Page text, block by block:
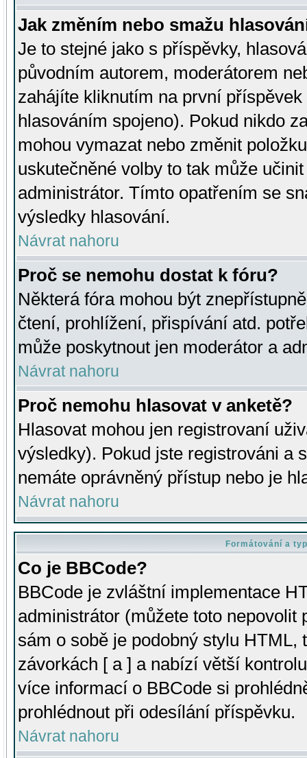
Jak změním nebo smažu
Je to stejné jako s příspěvky,
původním autorem, moderátorem
zahájíte kliknutím na první
hlasováním spojeno). Pokud nikdo
mohou vymazat nebo změnit
uskutečněné volby to tak může
administrátor. Tímto opatřením se
výsledky hlasování.
Návrat nahoru
Proč se nemohu dostat k fóru?
Některá fóra mohou být
čtení, prohlížení, přispívání atd.
může poskytnout jen moderátor a
Návrat nahoru
Proč nemohu hlasovat v anketě?
Hlasovat mohou jen registrovaní
výsledky). Pokud jste registrováni a
nemáte oprávněný přístup nebo je
Návrat nahoru
Formátování a
Co je BBCode?
BBCode je zvláštní implementace
administrátor (můžete toto
sám o sobě je podobný stylu HTML,
závorkách [ a ] a nabízí větší
více informací o BBCode si
prohlédnout při odesílání příspěvku.
Návrat nahoru